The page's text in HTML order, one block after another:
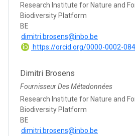
Research Institute for Nature and
Biodiversity Platform
BE
dimitri.brosens@inbo.be
https://orcid.org/0000-0002-
Dimitri Brosens
Fournisseur Des Métadonnées
Research Institute for Nature and
Biodiversity Platform
BE
dimitri.brosens@inbo.be